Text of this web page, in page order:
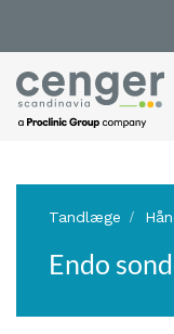
Tandlæge
Endo